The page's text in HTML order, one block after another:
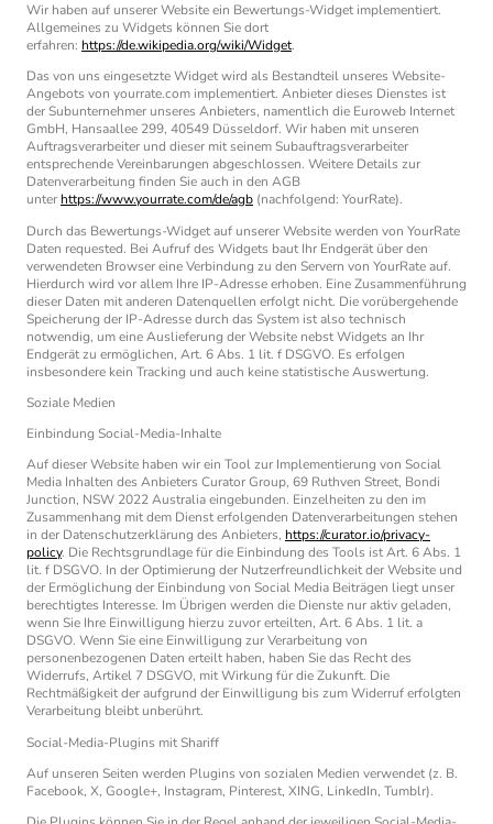
Wir haben auf unserer Website ein Bewertungs-Widget implementiert.
Allgemeines zu Widgets können Sie dort
erfahren: https://de.wikipedia.org/wiki/Widget.
Das von uns eingesetzte Widget wird als Bestandteil unseres Website-
Angebots von yourrate.com implementiert. Anbieter dieses Dienstes ist
der Subunternehmer unseres Anbieters, namentlich die Euroweb Internet
GmbH, Hansaallee 299, 40549 Düsseldorf. Wir haben mit unseren
Auftragsverarbeiter und dieser mit seinem Subauftragsverarbeiter
entsprechende Vereinbarungen abgeschlossen. Weitere Details zur
Datenverarbeitung finden Sie auch in den AGB
unterhttps://www.yourrate.com/de/agb (nachfolgend: YourRate).
Durch das Bewertungs-Widget auf unserer Website werden von YourRate
Daten requested. Bei Aufruf des Widgets baut Ihr Endgerät über den
verwendeten Browser eine Verbindung zu den Servern von YourRate auf.
Hierdurch wird vor allem Ihre IP-Adresse erhoben. Eine Zusammenführung
dieser Daten mit anderen Datenquellen erfolgt nicht. Die vorübergehende
Speicherung der IP-Adresse durch das System ist also technisch
notwendig, um eine Auslieferung der Website nebst Widgets an Ihr
Endgerät zu ermöglichen, Art. 6 Abs. 1 lit. f DSGVO. Es erfolgen
insbesondere kein Tracking und auch keine statistische Auswertung.
Soziale Medien
Einbindung Social-Media-Inhalte
Auf dieser Website haben wir ein Tool zur Implementierung von Social
Media Inhalten des Anbieters Curator Group, 69 Ruthven Street, Bondi
Junction, NSW 2022 Australia eingebunden. Einzelheiten zu den im
Zusammenhang mit dem Dienst erfolgenden Datenverarbeitungen stehen
in der Datenschutzerklärung des Anbieters, https://curator.io/privacy-
policy. Die Rechtsgrundlage für die Einbindung des Tools ist Art. 6 Abs. 1
lit. f DSGVO. In der Optimierung der Nutzerfreundlichkeit der Website und
der Ermöglichung der Einbindung von Social Media Beiträgen liegt unser
berechtigtes Interesse. Im Übrigen werden die Dienste nur aktiv geladen,
wenn Sie Ihre Einwilligung hierzu zuvor erteilten, Art. 6 Abs. 1 lit. a
DSGVO. Wenn Sie eine Einwilligung zur Verarbeitung von
personenbezogenen Daten erteilt haben, haben Sie das Recht des
Widerrufs, Artikel 7 DSGVO, mit Wirkung für die Zukunft. Die
Rechtmäßigkeit der aufgrund der Einwilligung bis zum Widerruf erfolgten
Verarbeitung bleibt unberührt.
Social-Media-Plugins mit Shariff
Auf unseren Seiten werden Plugins von sozialen Medien verwendet (z. B.
Facebook, X, Google+, Instagram, Pinterest, XING, LinkedIn, Tumblr).